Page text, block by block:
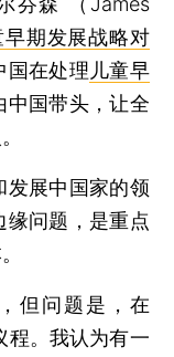
早期发展战略对
国在处理 儿童早
中国带头，让全
展中国家的领
缘问题，是重点
但问题是，在
程。我认为有一